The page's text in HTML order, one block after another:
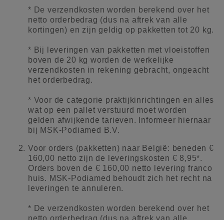
* De verzendkosten worden berekend over het
netto orderbedrag (dus na aftrek van alle
kortingen) en zijn geldig op pakketten tot 20 kg.
* Bij leveringen van pakketten met vloeistoffen
boven de 20 kg worden de werkelijke
verzendkosten in rekening gebracht, ongeacht
het orderbedrag.
* Voor de categorie praktijkinrichtingen en alles
wat op een pallet verstuurd moet worden
gelden afwijkende tarieven. Informeer hiernaar
bij MSK-Podiamed B.V.
Voor orders (pakketten) naar België: beneden €
160,00 netto zijn de leveringskosten € 8,95*.
Orders boven de € 160,00 netto levering franco
huis. MSK-Podiamed behoudt zich het recht na
leveringen te annuleren.
* De verzendkosten worden berekend over het